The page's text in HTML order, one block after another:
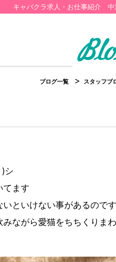
キャバクラ求人・お仕事紹介
ブログ一覧 スタッフブ
シ
てます
いといけない事があるので
みながら愛猫をちちくりま